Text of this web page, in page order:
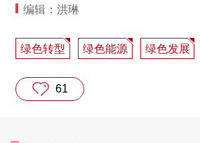
编辑：洪琳
绿色转型 绿色能源 绿色发展
61